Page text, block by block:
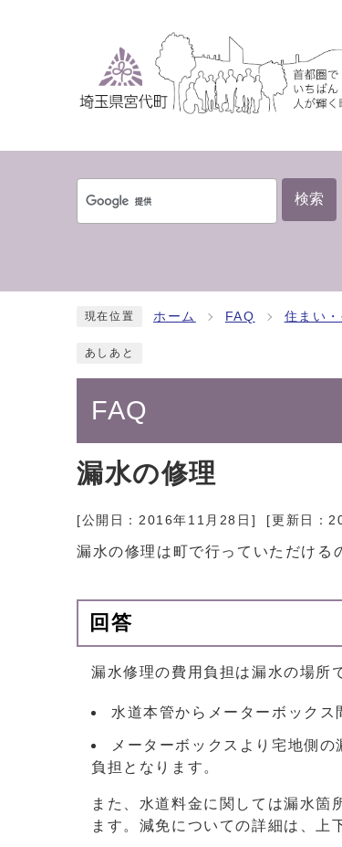
検索
現在位置 ホーム FAQ 住まい
あしあと
FAQ
漏水の修理
[公開日： 2016年11月28日 ] [更新日：
漏水の修理は町で行っていただける
回答
漏水修理の費用負担は漏水の場所
水道本管からメーターボックス
メーターボックスより宅地側
負担となります。
また、水道料金に関しては漏水箇
ます。減免についての詳細は、上